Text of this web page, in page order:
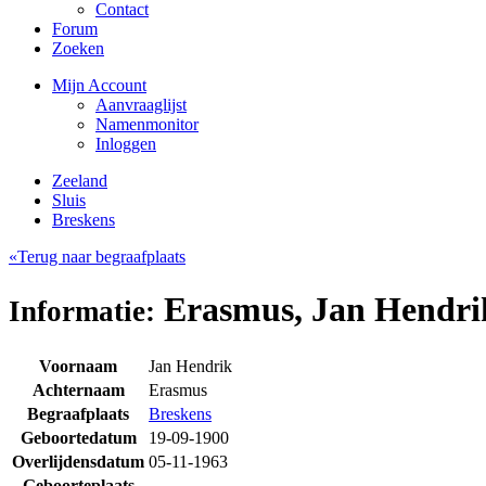
Contact
Forum
Zoeken
Mijn Account
Aanvraaglijst
Namenmonitor
Inloggen
Zeeland
Sluis
Breskens
«Terug naar begraafplaats
Informatie: Erasmus, Jan
Voornaam
Jan Hendrik
Achternaam
Erasmus
Begraafplaats
Breskens
Geboortedatum
19-09-1900
Overlijdensdatum 05-11-1963